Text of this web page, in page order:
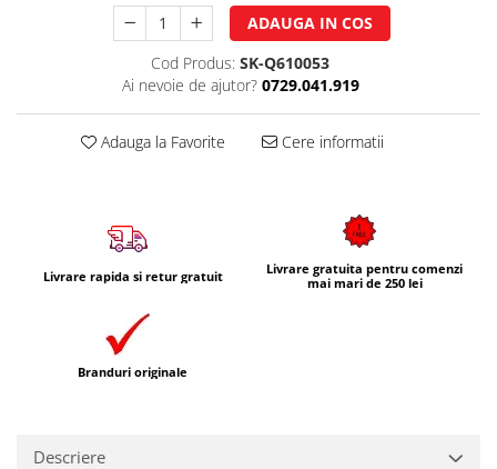
ADAUGA IN COS
Cod Produs: SK-Q610053
Ai nevoie de ajutor? 0729.041.919
Adauga la Favorite Cere informatii
Livrare rapida si retur gratuit
Livrare gratuita pentru comenzi
mai mari de 250 lei
Branduri originale
Descriere